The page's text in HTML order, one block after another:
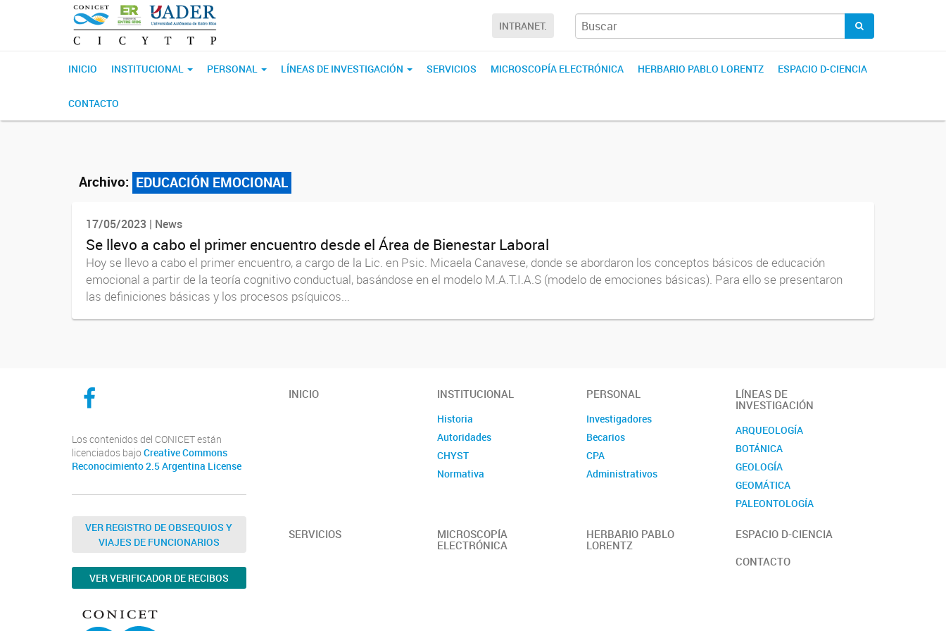
INTRANET.
INICIO INSTITUCIONAL PERSONAL LÍNEAS DE INVESTIGACIÓN SERVICIOS MICROSCOPÍA ELECTRÓNICA HERBARIO PABLO LORENTZ ESPACIO D-CIENCIA
CONTACTO
Archivo: EDUCACIÓN EMOCIONAL
17/05/2023 | News
Se llevo a cabo el primer encuentro desde el Área de Bienestar Laboral
Hoy se llevo a cabo el primer encuentro, a cargo de la Lic. en Psic. Micaela Canavese, donde se abordaron los conceptos básicos de educación
emocional a partir de la teoría cognitivo conductual, basándose en el modelo M.A.T.I.A.S (modelo de emociones básicas). Para ello se presentaron
las definiciones básicas y los procesos psíquicos...
CICYTTP en Facebook
Los contenidos del CONICET están
licenciados bajo Creative Commons
Reconocimiento 2.5 Argentina License
VER REGISTRO DE OBSEQUIOS Y
VIAJES DE FUNCIONARIOS
VER VERIFICADOR DE RECIBOS
INICIO INSTITUCIONAL
Historia
Autoridades
CHYST
Normativa
PERSONAL
Investigadores
Becarios
CPA
Administrativos
LÍNEAS DE
INVESTIGACIÓN
ARQUEOLOGÍA
BOTÁNICA
GEOLOGÍA
GEOMÁTICA
PALEONTOLOGÍA
SERVICIOS
MICROSCOPÍA
ELECTRÓNICA
HERBARIO PABLO
LORENTZ
ESPACIO D-CIENCIA
CONTACTO